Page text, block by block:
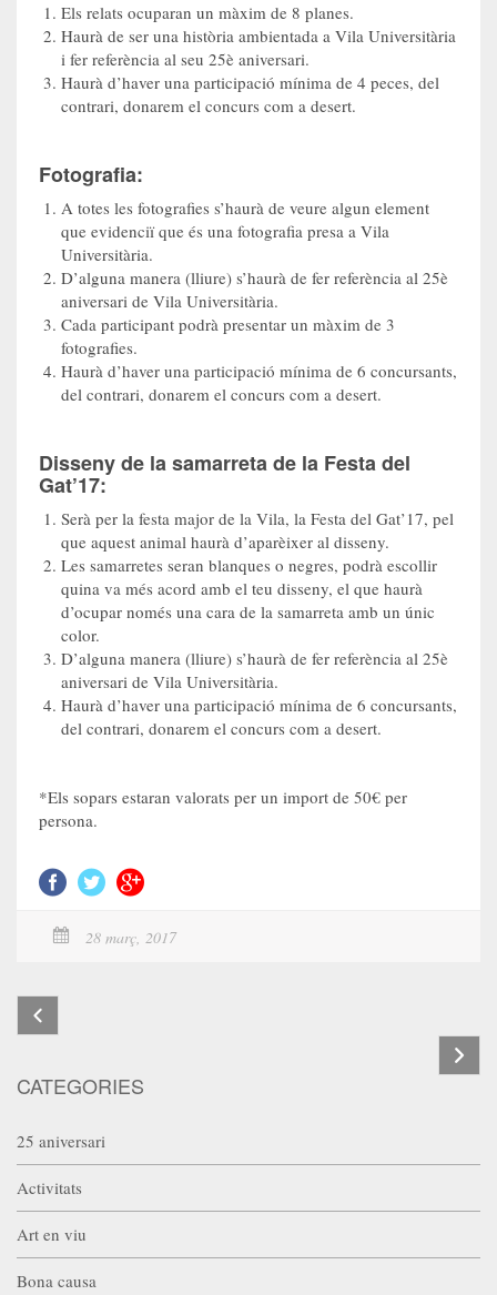
Els relats ocuparan un màxim de 8 planes.
Haurà de ser una història ambientada a Vila Universitària
i fer referència al seu 25è aniversari.
Haurà d’haver una participació mínima de 4 peces, del
contrari, donarem el concurs com a desert.
Fotografia:
A totes les fotografies s’haurà de veure algun element
que evidenciï que és una fotografia presa a Vila
Universitària.
D’alguna manera (lliure) s’haurà de fer referència al 25è
aniversari de Vila Universitària.
Cada participant podrà presentar un màxim de 3
fotografies.
Haurà d’haver una participació mínima de 6 concursants,
del contrari, donarem el concurs com a desert.
Disseny de la samarreta de la Festa del
Gat’17:
Serà per la festa major de la Vila, la Festa del Gat’17, pel
que aquest animal haurà d’aparèixer al disseny.
Les samarretes seran blanques o negres, podrà escollir
quina va més acord amb el teu disseny, el que haurà
d’ocupar només una cara de la samarreta amb un únic
color.
D’alguna manera (lliure) s’haurà de fer referència al 25è
aniversari de Vila Universitària.
Haurà d’haver una participació mínima de 6 concursants,
del contrari, donarem el concurs com a desert.
*Els sopars estaran valorats per un import de 50€ per
persona.
28 març, 2017
CATEGORIES
25 aniversari
Activitats
Art en viu
Bona causa